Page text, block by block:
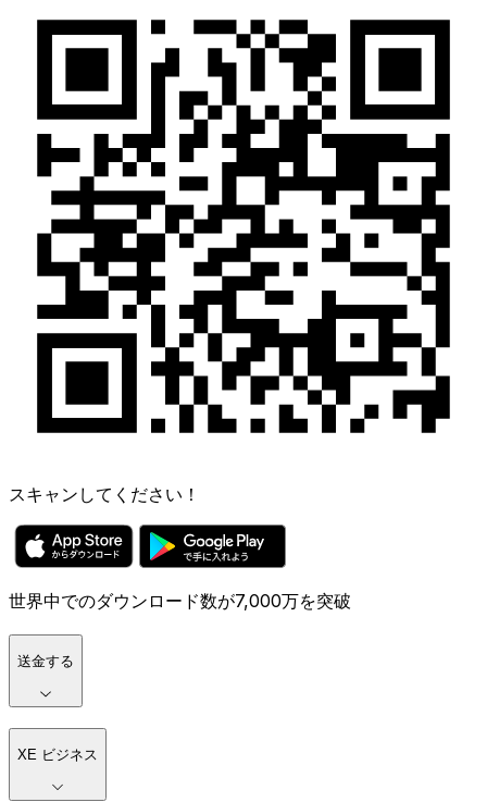
スキャンしてください！
世界中でのダウンロード数が7,000万を突破
送金する
XE ビジネス